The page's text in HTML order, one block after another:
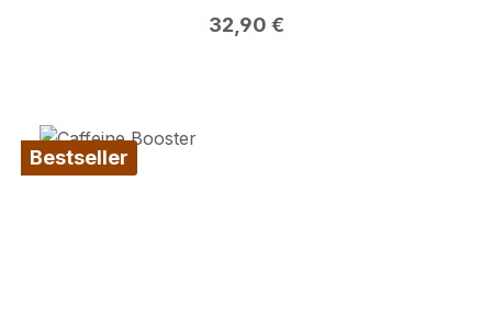
Regulärer Preis:
32,90 €
Bestseller